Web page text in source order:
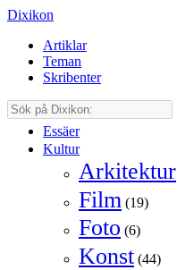
Dixikon
Artiklar
Teman
Skribenter
Essäer
Kultur
Arkitektur
Film (19)
Foto (6)
Konst (44)